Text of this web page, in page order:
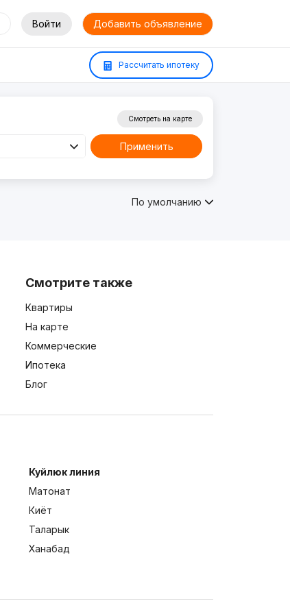
Войти Добавить объявление
Рассчитать ипотеку
Смотреть на карте
Применить
По умолчанию
Смотрите также
Квартиры
На карте
Коммерческие
Ипотека
Блог
Куйлюк линия
Матонат
Киёт
Таларык
Ханабад